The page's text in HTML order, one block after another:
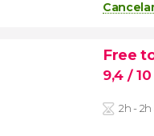
Free
9,4 / 10
2h -